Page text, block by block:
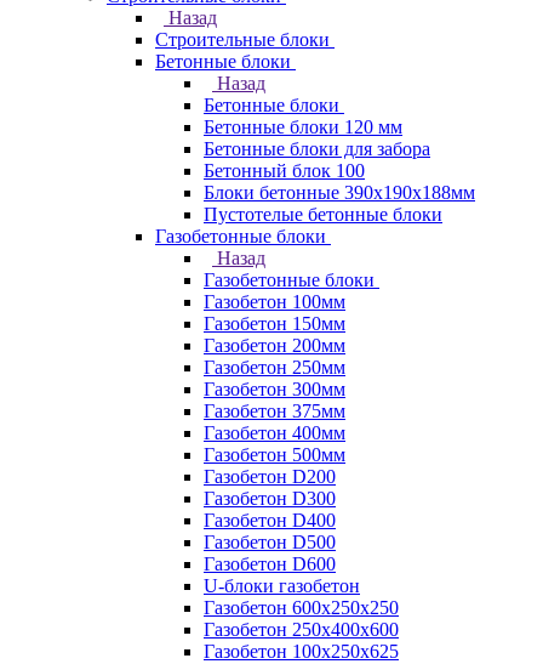
Назад
Строительные блоки
Бетонные блоки
Назад
Бетонные блоки
Бетонные блоки 120 мм
Бетонные блоки для забора
Бетонный блок 100
Блоки бетонные 390х190х188мм
Пустотелые бетонные блоки
Газобетонные блоки
Назад
Газобетонные блоки
Газобетон 100мм
Газобетон 150мм
Газобетон 200мм
Газобетон 250мм
Газобетон 300мм
Газобетон 375мм
Газобетон 400мм
Газобетон 500мм
Газобетон D200
Газобетон D300
Газобетон D400
Газобетон D500
Газобетон D600
U-блоки газобетон
Газобетон 600x250x250
Газобетон 250x400x600
Газобетон 100х250х625